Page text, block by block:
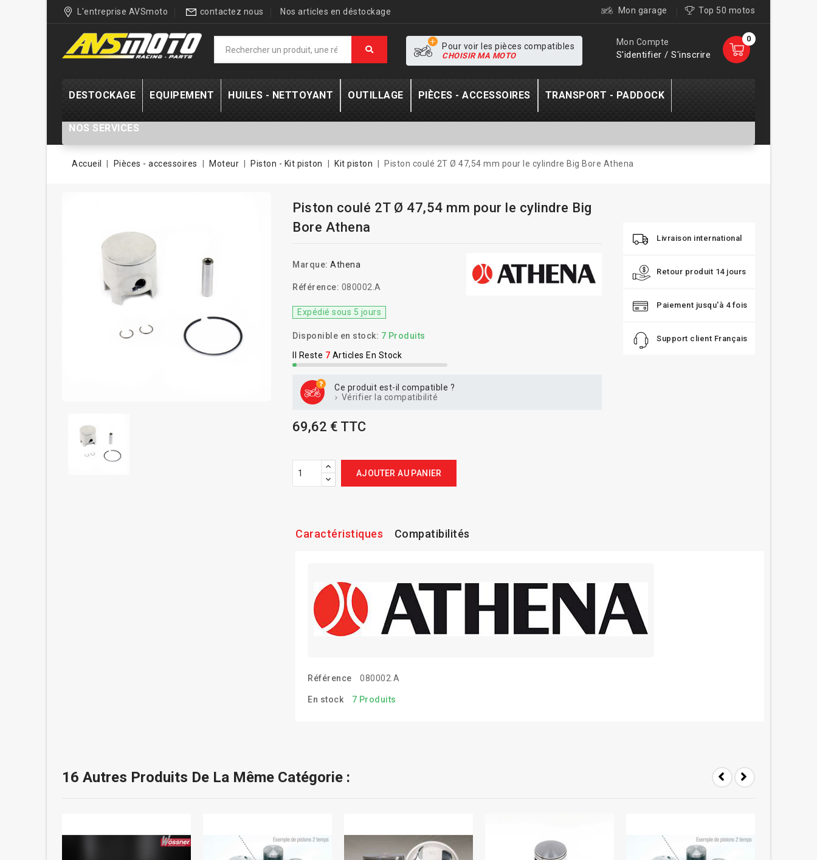
L'entreprise AVSmoto contactez nous Nos articles en déstockage Mon garage Top 50 motos
0
Mon Compte
S'identifier / S'inscrire
Pour voir les pièces compatibles
CHOISIR MA MOTO
DESTOCKAGE EQUIPEMENT HUILES - NETTOYANT OUTILLAGE PIÈCES - ACCESSOIRES TRANSPORT - PADDOCK
NOS SERVICES
Accueil Pièces - accessoires Moteur Piston - Kit piston Kit piston Piston coulé 2T Ø 47,54 mm pour le cylindre Big Bore Athena
Piston coulé 2T Ø 47,54 mm pour le cylindre Big
Bore Athena
Marque: Athena
Référence: 080002.A
Expédié sous 5 jours
Disponible en stock: 7 Produits
Il Reste 7 Articles En Stock
Ce produit est-il compatible ?
Vérifier la compatibilité
69,62 € TTC
AJOUTER AU PANIER
Livraison international
Retour produit 14 jours
Paiement jusqu'à 4 fois
Support client Français
Caractéristiques Compatibilités
Référence 080002.A
En stock 7 Produits
16 Autres Produits De La Même Catégorie :